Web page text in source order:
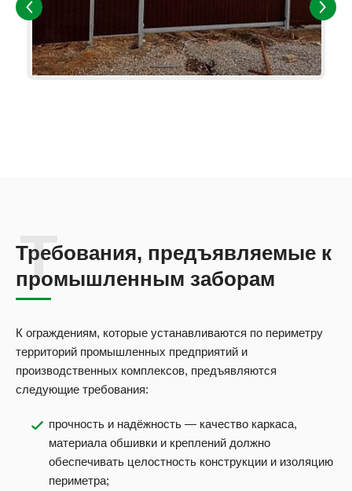
Требования, предъявляемые к
промышленным заборам
К ограждениям, которые устанавливаются по периметру
территорий промышленных предприятий и
производственных комплексов, предъявляются
следующие требования:
прочность и надёжность — качество каркаса,
материала обшивки и креплений должно
обеспечивать целостность конструкции и изоляцию
периметра;